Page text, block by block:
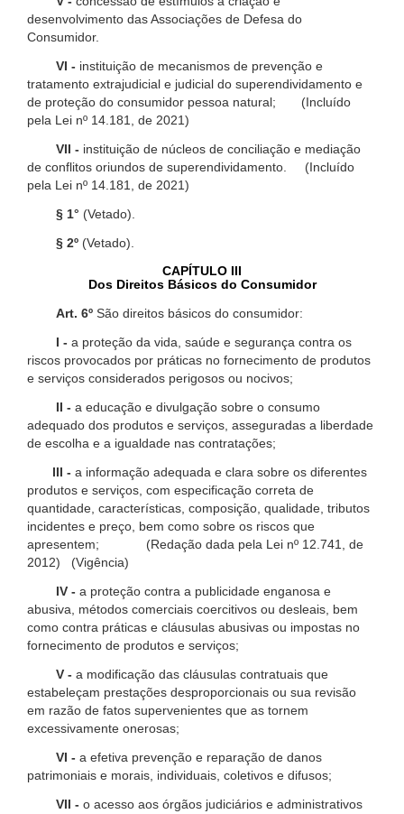
desenvolvimento das Associações de Defesa do
Consumidor.
VI - instituição de mecanismos de prevenção e
tratamento extrajudicial e judicial do superendividamento e
de proteção do consumidor pessoa natural; (Incluído
pela Lei nº 14.181, de 2021)
VII - instituição de núcleos de conciliação e mediação
de conflitos oriundos de superendividamento. (Incluído
pela Lei nº 14.181, de 2021)
§ 1° (Vetado).
§ 2º (Vetado).
CAPÍTULO III
Dos Direitos Básicos do Consumidor
Art. 6º São direitos básicos do consumidor:
I - a proteção da vida, saúde e segurança contra os
riscos provocados por práticas no fornecimento de produtos
e serviços considerados perigosos ou nocivos;
II - a educação e divulgação sobre o consumo
adequado dos produtos e serviços, asseguradas a liberdade
de escolha e a igualdade nas contratações;
III - a informação adequada e clara sobre os diferentes
produtos e serviços, com especificação correta de
quantidade, características, composição, qualidade, tributos
incidentes e preço, bem como sobre os riscos que
apresentem; (Redação dada pela Lei nº 12.741, de
2012) (Vigência)
IV - a proteção contra a publicidade enganosa e
abusiva, métodos comerciais coercitivos ou desleais, bem
como contra práticas e cláusulas abusivas ou impostas no
fornecimento de produtos e serviços;
V - a modificação das cláusulas contratuais que
estabeleçam prestações desproporcionais ou sua revisão
em razão de fatos supervenientes que as tornem
excessivamente onerosas;
VI - a efetiva prevenção e reparação de danos
patrimoniais e morais, individuais, coletivos e difusos;
VII - o acesso aos órgãos judiciários e administrativos